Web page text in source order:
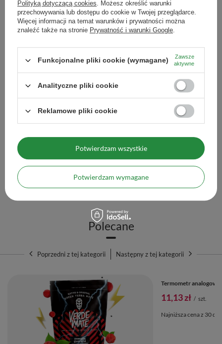
Zobacz również
2x Soul Mate Organica Guayusa 500g (1kg)
58,90 zł
(58,90 zł / kg)
243,67 zł
Polecane
Poprzedni z tej kategorii Następny z tej kategorii
Termometr analogowy
11,13 zł / szt.
Najniższa cena z 30
Polityką dotyczącą cookies. Możesz określić warunki
przechowywania lub dostępu do cookie w Twojej przeglądarce.
Więcej informacji na temat warunków i prywatności można
znaleźć także na stronie Prywatność i warunki Google.
Funkcjonalne pliki cookie (wymagane)
Zawsze
aktywne
Analityczne pliki cookie
Reklamowe pliki cookie
Potwierdzam wymagane
Potwierdzam wszystkie